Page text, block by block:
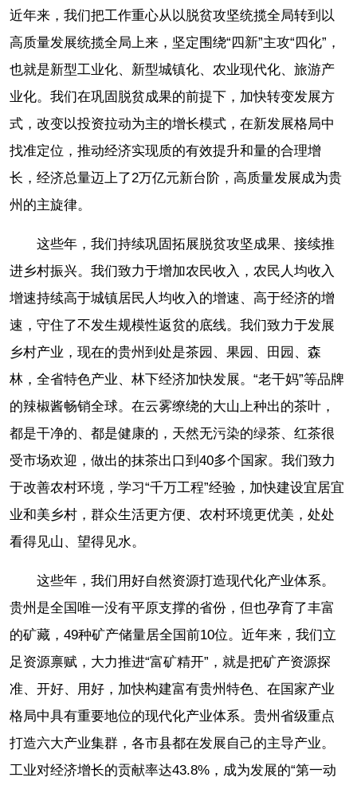
近年来，我们把工作重心从以脱贫攻坚统揽全局转到以
高质量发展统揽全局上来，坚定围绕“四新”主攻“四化”，
也就是新型工业化、新型城镇化、农业现代化、旅游产
业化。我们在巩固脱贫成果的前提下，加快转变发展方
式，改变以投资拉动为主的增长模式，在新发展格局中
找准定位，推动经济实现质的有效提升和量的合理增
长，经济总量迈上了2万亿元新台阶，高质量发展成为贵
州的主旋律。
这些年，我们持续巩固拓展脱贫攻坚成果、接续推
进乡村振兴。我们致力于增加农民收入，农民人均收入
增速持续高于城镇居民人均收入的增速、高于经济的增
速，守住了不发生规模性返贫的底线。我们致力于发展
乡村产业，现在的贵州到处是茶园、果园、田园、森
林，全省特色产业、林下经济加快发展。“老干妈”等品牌
的辣椒酱畅销全球。在云雾缭绕的大山上种出的茶叶，
都是干净的、都是健康的，天然无污染的绿茶、红茶很
受市场欢迎，做出的抹茶出口到40多个国家。我们致力
于改善农村环境，学习“千万工程”经验，加快建设宜居宜
业和美乡村，群众生活更方便、农村环境更优美，处处
看得见山、望得见水。
这些年，我们用好自然资源打造现代化产业体系。
贵州是全国唯一没有平原支撑的省份，但也孕育了丰富
的矿藏，49种矿产储量居全国前10位。近年来，我们立
足资源禀赋，大力推进“富矿精开”，就是把矿产资源探
准、开好、用好，加快构建富有贵州特色、在国家产业
格局中具有重要地位的现代化产业体系。贵州省级重点
打造六大产业集群，各市县都在发展自己的主导产业。
工业对经济增长的贡献率达43.8%，成为发展的“第一动